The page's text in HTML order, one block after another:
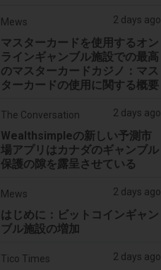
Mews 2 days ago
マスターカードを使用するオン
ラインギャンブル施設での最高
のマスターカードカジノ：マス
ターカードの使用に関する概要
The Conversation 2 days ago
Wealthsimpleの新しい予測市
場アプリはカナダのギャンブル
保護の隙を露呈させている
Mews 2 days ago
はじめに：ビットコインギャン
ブル施設の増加
Tico Times 2 days ago